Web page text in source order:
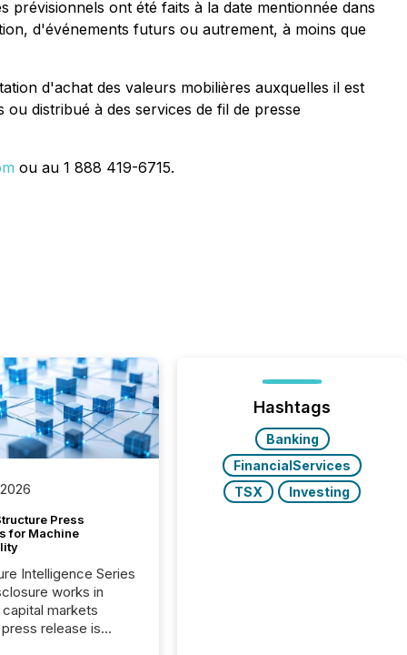
prévisionnels ont été faits à la date mentionnée dans
d'événements futurs ou autrement, à moins que
d'achat des valeurs mobilières auxquelles il est
distribué à des services de fil de presse
ou au 1 888 419-6715.
Press
for Machine
Intelligence Series
works in
markets
release is
Hashtags
Banking
FinancialServices
TSX
Investing